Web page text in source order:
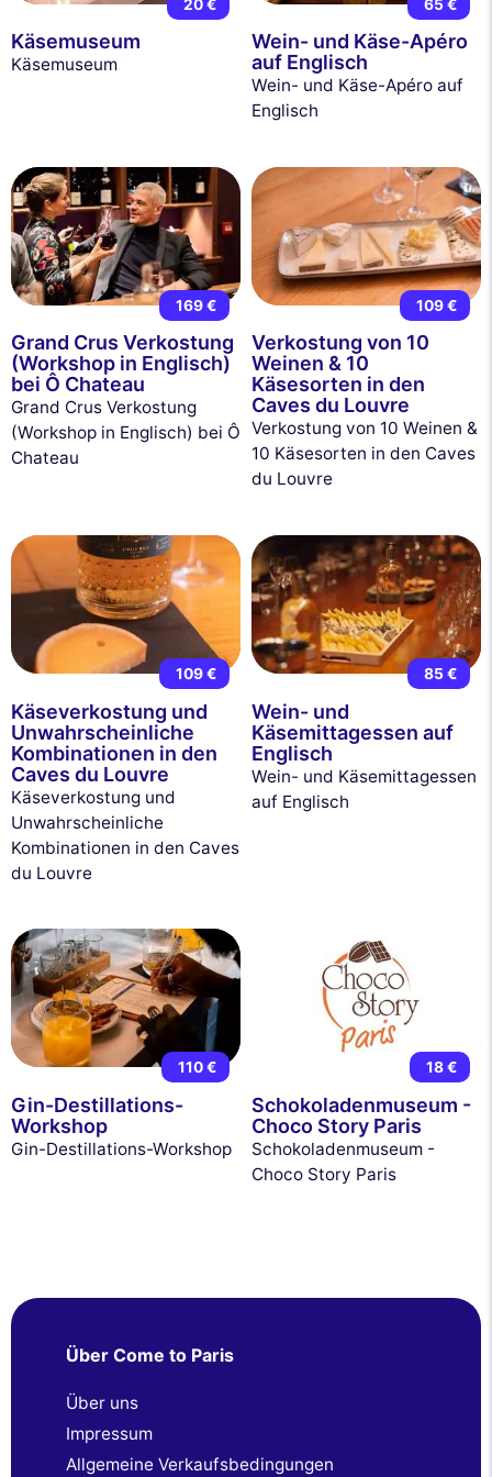
20 €
Käsemuseum
Käsemuseum
65 €
Wein- und Käse-Apéro
auf Englisch
Wein- und Käse-Apéro auf
Englisch
169 €
Grand Crus Verkostung
(Workshop in Englisch)
bei Ô Chateau
Grand Crus Verkostung
(Workshop in Englisch) bei Ô
Chateau
109 €
Verkostung von 10
Weinen & 10
Käsesorten in den
Caves du Louvre
Verkostung von 10 Weinen &
10 Käsesorten in den Caves
du Louvre
109 €
Käseverkostung und
Unwahrscheinliche
Kombinationen in den
Caves du Louvre
Käseverkostung und
Unwahrscheinliche
Kombinationen in den Caves
du Louvre
85 €
Wein- und
Käsemittagessen auf
Englisch
Wein- und Käsemittagessen
auf Englisch
110 €
Gin-Destillations-
Workshop
Gin-Destillations-Workshop
18 €
Schokoladenmuseum -
Choco Story Paris
Schokoladenmuseum -
Choco Story Paris
Über Come to Paris
Über uns
Impressum
Allgemeine Verkaufsbedingungen